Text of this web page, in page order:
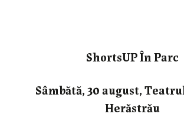
ShortsUP În Parc
Sâmbătă, 30 august,
Herăstrău